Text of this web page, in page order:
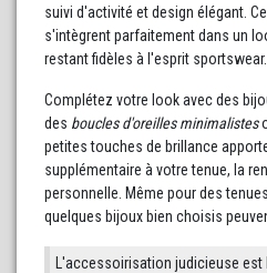
suivi d'activité et design élégant.
s'intègrent parfaitement dans un
restant fidèles à l'esprit sportswear.
Complétez votre look avec des
des boucles d'oreilles minimalistes
petites touches de brillance
supplémentaire à votre tenue, la
personnelle. Même pour des
quelques bijoux bien choisis
L'accessoirisation judicieuse